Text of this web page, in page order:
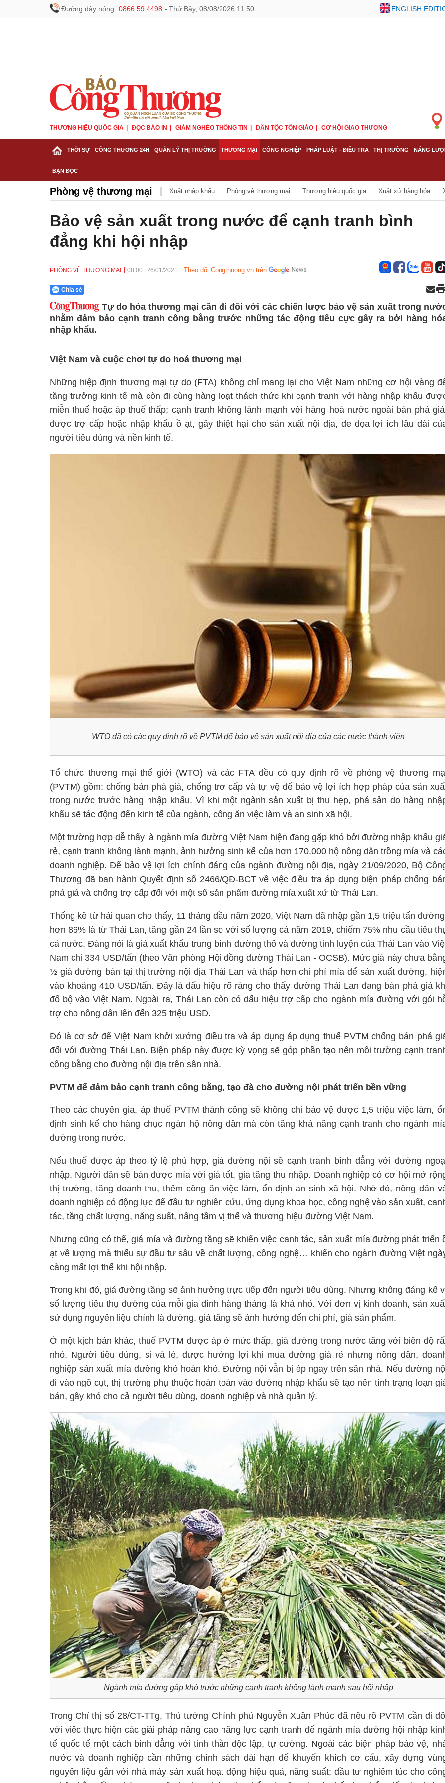
Đường dây nóng: 0866.59.4498 - Thứ Bảy, 08/08/2026 11:50 ENGLISH
THƯƠNG HIỆU QUỐC GIA ĐỌC BÁO IN GIẢM NGHÈO THÔNG TIN DÂN TỘC TÔN GIÁO CƠ HỘI GIAO THƯƠNG
THỜI SỰ CÔNG THƯƠNG 24H QUẢN LÝ THỊ TRƯỜNG THƯƠNG MẠI CÔNG NGHIỆP PHÁP LUẬT - ĐIỀU TRA THỊ TRƯỜNG NĂNG
BẠN ĐỌC
Phòng vệ thương mại Xuất nhập khẩu Phòng vệ thương mại Thương hiệu quốc gia Xuất xứ hàng hóa
Bảo vệ sản xuất trong nước để cạnh tranh bình
đẳng khi hội nhập
PHÒNG VỆ THƯƠNG MẠI 08:00 26/01/2021 Theo dõi Congthuong.vn trên
Chia sẻ
Tự do hóa thương mại cần đi đôi với các chiến lược bảo vệ sản xuất trong
nhằm đảm bảo cạnh tranh công bằng trước những tác động tiêu cực gây ra bởi hàng
nhập khẩu.
Việt Nam và cuộc chơi tự do hoá thương mại
Những hiệp định thương mại tự do (FTA) không chỉ mang lại cho Việt Nam những cơ hội vàng
tăng trưởng kinh tế mà còn đi cùng hàng loạt thách thức khi cạnh tranh với hàng nhập khẩu
miễn thuế hoặc áp thuế thấp; cạnh tranh không lành mạnh với hàng hoá nước ngoài bán phá
được trợ cấp hoặc nhập khẩu ồ ạt, gây thiệt hại cho sản xuất nội địa, đe dọa lợi ích lâu dài
người tiêu dùng và nền kinh tế.
WTO đã có các quy định rõ về PVTM để bảo vệ sản xuất nội địa của các nước thành viên
Tổ chức thương mại thế giới (WTO) và các FTA đều có quy định rõ về phòng vệ thương
(PVTM) gồm: chống bán phá giá, chống trợ cấp và tự vệ để bảo vệ lợi ích hợp pháp của sản
trong nước trước hàng nhập khẩu. Vì khi một ngành sản xuất bị thu hẹp, phá sản do hàng
khẩu sẽ tác động đến kinh tế của ngành, công ăn việc làm và an sinh xã hội.
Một trường hợp dễ thấy là ngành mía đường Việt Nam hiện đang gặp khó bởi đường nhập khẩu
rẻ, cạnh tranh không lành mạnh, ảnh hưởng sinh kế của hơn 170.000 hộ nông dân trồng mía và
doanh nghiệp. Để bảo vệ lợi ích chính đáng của ngành đường nội địa, ngày 21/09/2020, Bộ
Thương đã ban hành Quyết định số 2466/QĐ-BCT về việc điều tra áp dụng biện pháp chống
phá giá và chống trợ cấp đối với một số sản phẩm đường mía xuất xứ từ Thái Lan.
Thống kê từ hải quan cho thấy, 11 tháng đầu năm 2020, Việt Nam đã nhập gần 1,5 triệu tấn
hơn 86% là từ Thái Lan, tăng gần 24 lần so với số lượng cả năm 2019, chiếm 75% nhu cầu tiêu
cả nước. Đáng nói là giá xuất khẩu trung bình đường thô và đường tinh luyện của Thái Lan vào
Nam chỉ 334 USD/tấn (theo Văn phòng Hội đồng đường Thái Lan - OCSB). Mức giá này chưa
½ giá đường bán tại thị trường nội địa Thái Lan và thấp hơn chi phí mía để sản xuất đường,
vào khoảng 410 USD/tấn. Đây là dấu hiệu rõ ràng cho thấy đường Thái Lan đang bán phá giá
đổ bộ vào Việt Nam. Ngoài ra, Thái Lan còn có dấu hiệu trợ cấp cho ngành mía đường với gói
trợ cho nông dân lên đến 325 triệu USD.
Đó là cơ sở để Việt Nam khởi xướng điều tra và áp dụng áp dụng thuế PVTM chống bán phá
đối với đường Thái Lan. Biện pháp này được kỳ vọng sẽ góp phần tạo nên môi trường cạnh
công bằng cho đường nội địa trên sân nhà.
PVTM để đảm bảo cạnh tranh công bằng, tạo đà cho đường nội phát triển bền vững
Theo các chuyên gia, áp thuế PVTM thành công sẽ không chỉ bảo vệ được 1,5 triệu việc làm,
định sinh kế cho hàng chục ngàn hộ nông dân mà còn tăng khả năng cạnh tranh cho ngành
đường trong nước.
Nếu thuế được áp theo tỷ lệ phù hợp, giá đường nội sẽ cạnh tranh bình đẳng với đường
nhập. Người dân sẽ bán được mía với giá tốt, gia tăng thu nhập. Doanh nghiệp có cơ hội mở
thị trường, tăng doanh thu, thêm công ăn việc làm, ổn định an sinh xã hội. Nhờ đó, nông dân
doanh nghiệp có động lực để đầu tư nghiên cứu, ứng dụng khoa học, công nghệ vào sản xuất,
tác, tăng chất lượng, năng suất, nâng tầm vị thế và thương hiệu đường Việt Nam.
Nhưng cũng có thể, giá mía và đường tăng sẽ khiến việc canh tác, sản xuất mía đường phát triển
ạt về lượng mà thiếu sự đầu tư sâu về chất lượng, công nghệ… khiến cho ngành đường Việt
càng mất lợi thế khi hội nhập.
Trong khi đó, giá đường tăng sẽ ảnh hưởng trực tiếp đến người tiêu dùng. Nhưng không đáng kể
số lượng tiêu thụ đường của mỗi gia đình hàng tháng là khá nhỏ. Với đơn vị kinh doanh, sản
sử dụng nguyên liệu chính là đường, giá tăng sẽ ảnh hưởng đến chi phí, giá sản phẩm.
Ở một kịch bản khác, thuế PVTM được áp ở mức thấp, giá đường trong nước tăng với biên độ
nhỏ. Người tiêu dùng, sỉ và lẻ, được hưởng lợi khi mua đường giá rẻ nhưng nông dân,
nghiệp sản xuất mía đường khó hoàn khó. Đường nội vẫn bị ép ngay trên sân nhà. Nếu đường
đi vào ngõ cụt, thị trường phụ thuộc hoàn toàn vào đường nhập khẩu sẽ tạo nên tình trạng loạn
bán, gây khó cho cả người tiêu dùng, doanh nghiệp và nhà quản lý.
Ngành mía đường gặp khó trước những cạnh tranh không lành mạnh sau hội nhập
Trong Chỉ thị số 28/CT-TTg, Thủ tướng Chính phủ Nguyễn Xuân Phúc đã nêu rõ PVTM cần đi
với việc thực hiện các giải pháp nâng cao năng lực cạnh tranh để ngành mía đường hội nhập
tế quốc tế một cách bình đẳng với tinh thần độc lập, tự cường. Ngoài các biện pháp bảo vệ,
nước và doanh nghiệp cần những chính sách dài hạn để khuyến khích cơ cấu, xây dựng
nguyên liệu gắn với nhà máy sản xuất hoạt động hiệu quả, năng suất; đầu tư nghiêm túc cho